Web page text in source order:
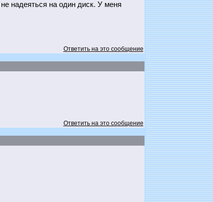
надеяться на один диск. У меня
Ответить на это сообщение
Ответить на это сообщение